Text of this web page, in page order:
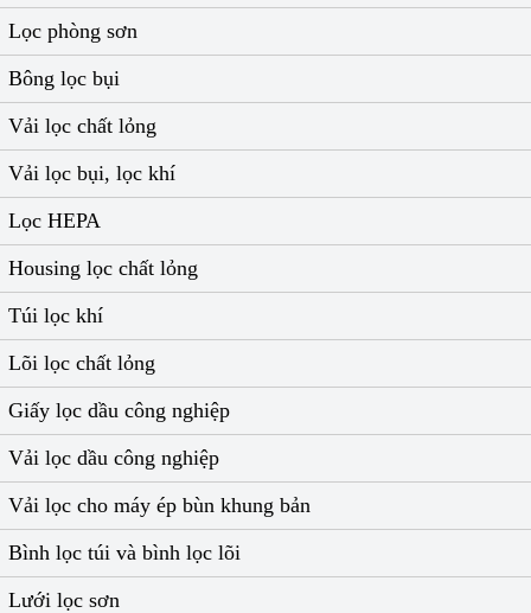
Lọc phòng sơn
Bông lọc bụi
Vải lọc chất lỏng
Vải lọc bụi, lọc khí
Lọc HEPA
Housing lọc chất lỏng
Túi lọc khí
Lõi lọc chất lỏng
Giấy lọc dầu công nghiệp
Vải lọc dầu công nghiệp
Vải lọc cho máy ép bùn khung bản
Bình lọc túi và bình lọc lõi
Lưới lọc sơn